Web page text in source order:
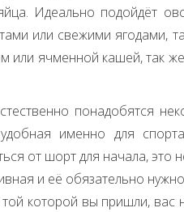
Идеально подойдёт
или свежими ягодами,
или ячменной кашей, так
понадобятся
именно для
от шорт для начала, это
и её обязательно
которой вы пришли, вас